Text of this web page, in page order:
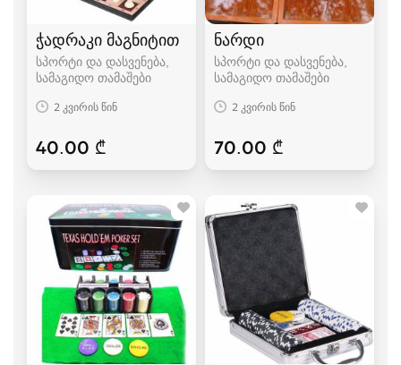
ჭადრაკი მაგნიტით
სპორტი და დასვენება,
სამაგიდო თამაშები
2 კვირის წინ
40.00 ₾
ნარდი
სპორტი და დასვენება,
სამაგიდო თამაშები
2 კვირის წინ
70.00 ₾